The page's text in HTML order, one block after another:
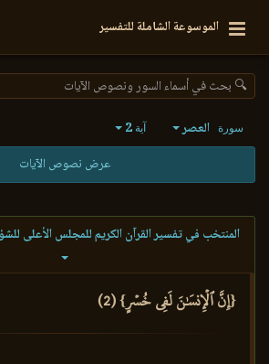
الموسوعة الشاملة للتفسير
🔍 بحث في أسماء السور ونصوص الآيات
سورة العصر آية 2
عرض نصوص الآيات
المنتخب في تفسير القرآن الكريم للمجلس الأعلى
{إِنَّ ٱلۡإِنسَٰنَ لَفِي خُسۡرٍ} (2)